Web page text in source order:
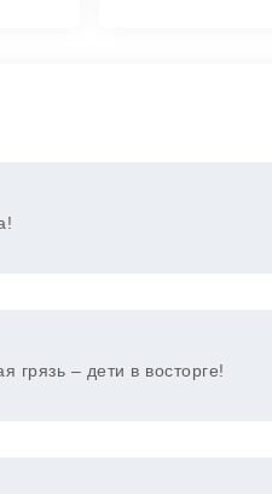
грязь – дети в восторге!